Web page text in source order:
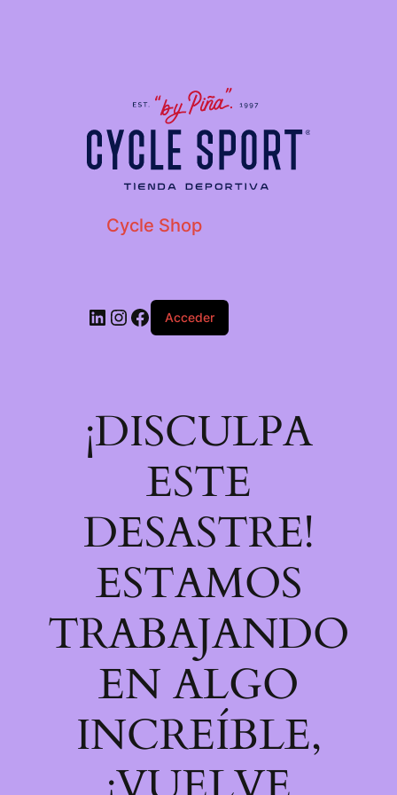
Cycle Shop
Acceder
¡DISCULPA
ESTE
DESASTRE!
ESTAMOS
TRABAJANDO
EN ALGO
INCREÍBLE,